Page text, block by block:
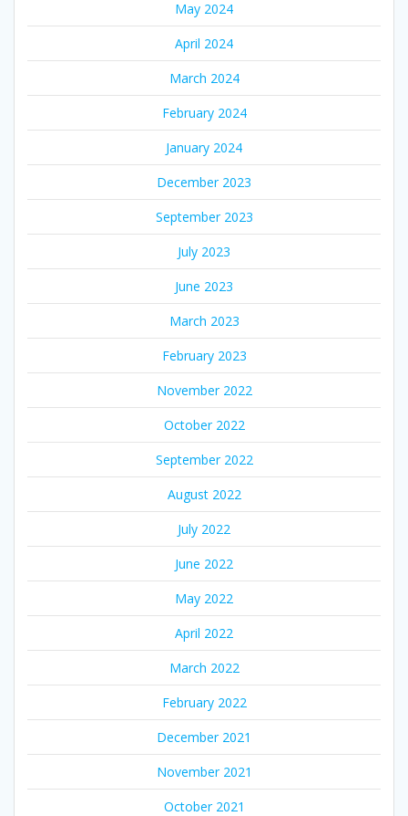
May 2024
April 2024
March 2024
February 2024
January 2024
December 2023
September 2023
July 2023
June 2023
March 2023
February 2023
November 2022
October 2022
September 2022
August 2022
July 2022
June 2022
May 2022
April 2022
March 2022
February 2022
December 2021
November 2021
October 2021